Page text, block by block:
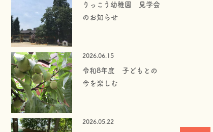
りっこう幼稚園 見学会
のお知らせ
2026.06.15
令和8年度 子どもとの
今を楽しむ
2026.05.22